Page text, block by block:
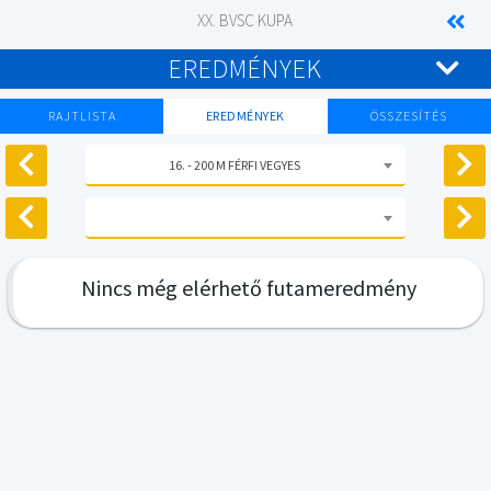
XX. BVSC KUPA
EREDMÉNYEK
RAJTLISTA EREDMÉNYEK ÖSSZESÍTÉS
16. - 200 M FÉRFI VEGYES
Nincs még elérhető futameredmény